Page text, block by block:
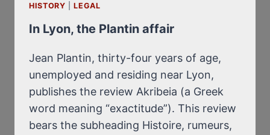
HISTORY |LEGAL
In Lyon, the Plantin affair
Jean Plantin, thirty-four years of age,
unemployed and residing near Lyon,
publishes the review Akribeia (a Greek
word meaning “exactitude”). This review
bears the subheading Histoire, rumeurs,